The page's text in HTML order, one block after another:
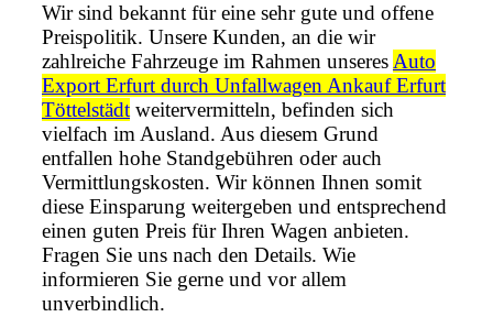
Wir sind bekannt für eine sehr gute und offene
Preispolitik. Unsere Kunden, an die wir
zahlreiche Fahrzeuge im Rahmen unseres Auto
Export Erfurt durch Unfallwagen Ankauf Erfurt
Töttelstädt weitervermitteln, befinden sich
vielfach im Ausland. Aus diesem Grund
entfallen hohe Standgebühren oder auch
Vermittlungskosten. Wir können Ihnen somit
diese Einsparung weitergeben und entsprechend
einen guten Preis für Ihren Wagen anbieten.
Fragen Sie uns nach den Details. Wie
informieren Sie gerne und vor allem
unverbindlich.